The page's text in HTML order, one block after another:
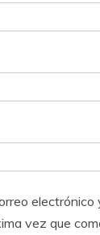
vez que